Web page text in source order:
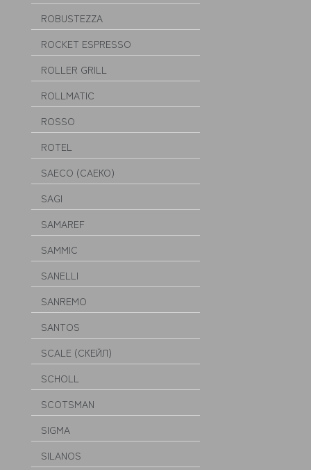
ROBUSTEZZA
ROCKET ESPRESSO
ROLLER GRILL
ROLLMATIC
ROSSO
ROTEL
SAECO (САЕКО)
SAGI
SAMAREF
SAMMIC
SANELLI
SANREMO
SANTOS
SCALE (СКЕЙЛ)
SCHOLL
SCOTSMAN
SIGMA
SILANOS